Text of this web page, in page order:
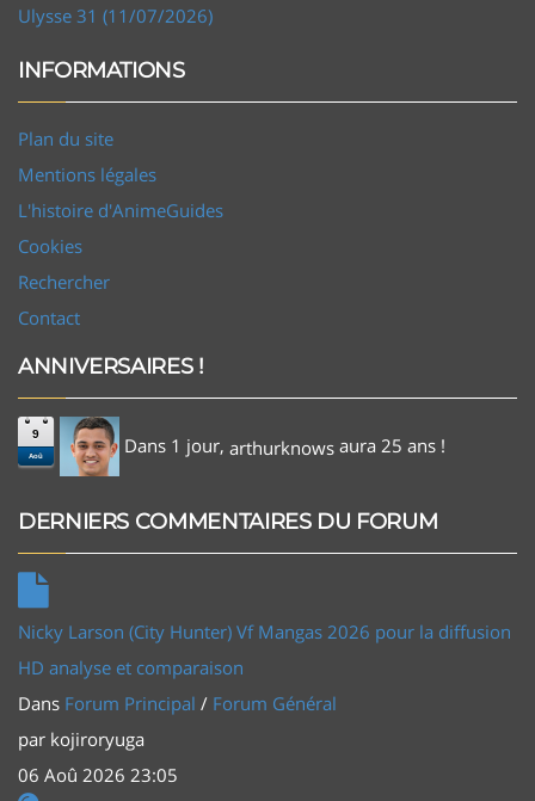
Ulysse 31 (11/07/2026)
INFORMATIONS
Plan du site
Mentions légales
L'histoire d'AnimeGuides
Cookies
Rechercher
Contact
ANNIVERSAIRES !
9
Aoû Dans 1 jour, arthurknows aura 25 ans !
DERNIERS COMMENTAIRES DU FORUM
Nicky Larson (City Hunter) Vf Mangas 2026 pour la diffusion
HD analyse et comparaison
Dans Forum Principal / Forum Général
par kojiroryuga
06 Aoû 2026 23:05